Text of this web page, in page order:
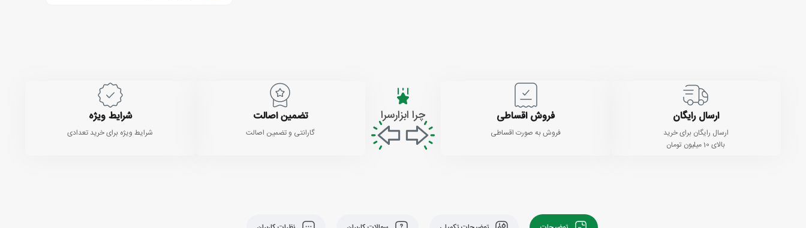
ارسال رایگان
ارسال رایگان برای خرید
بالای 10 میلیون تومان
فروش اقساطی
فروش به صورت اقساطی
چرا ابزارسرا تضمین اصالت
گارانتی و تضمین اصالت
شرایط ویژه
شرایط ویژه برای خرید تعدادی